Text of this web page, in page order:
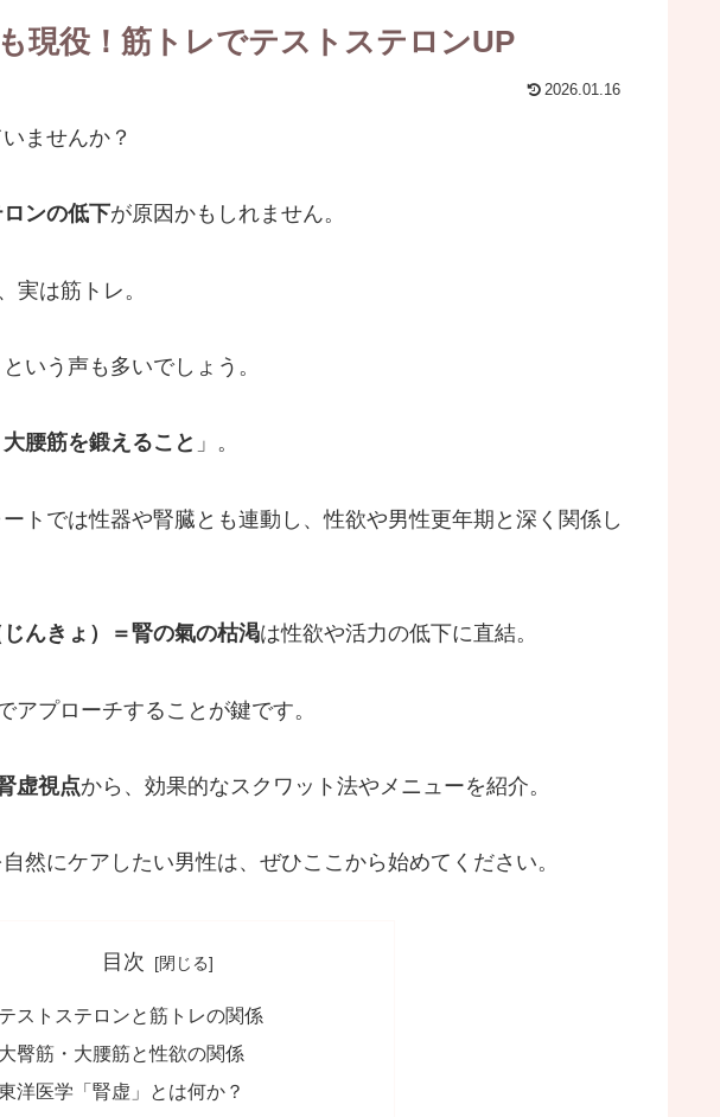
現役！筋トレでテストステロンUP
2026.01.16
ませんか？
ンの低下が原因かもしれません。
実は筋トレ。
いう声も多いでしょう。
腰筋を鍛えること 」。
トでは性器や腎臓とも連動し、性欲や男性更年期と深く関係し
んきょ）＝腎の氣の枯渇は性欲や活力の低下に直結。
プローチすることが鍵です。
虚視点から、効果的なスクワット法やメニューを紹介。
然にケアしたい男性は、ぜひここから始めてください。
目次
ストステロンと筋トレの関係
臀筋・大腰筋と性欲の関係
洋医学「腎虚」とは何か？